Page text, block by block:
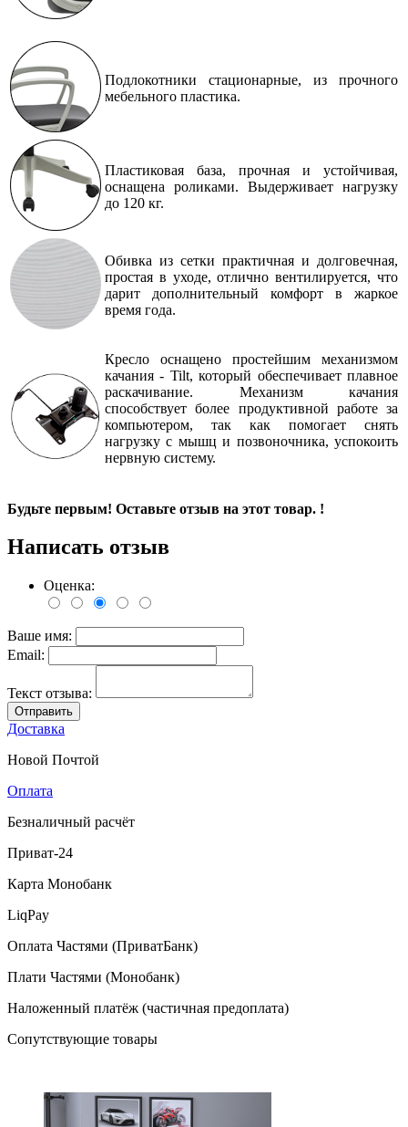
Подлокотники стационарные, из прочного
мебельного пластика.
Пластиковая база, прочная и устойчивая,
оснащена роликами. Выдерживает нагрузку
до 120 кг.
Обивка из сетки практичная и долговечная,
простая в уходе, отлично вентилируется, что
дарит дополнительный комфорт в жаркое
время года.
Кресло оснащено простейшим механизмом
качания - Tilt, который обеспечивает плавное
раскачивание. Механизм качания
способствует более продуктивной работе за
компьютером, так как помогает снять
нагрузку с мышц и позвоночника, успокоить
нервную систему.
Будьте первым! Оставьте отзыв на этот товар. !
Написать отзыв
Оценка:
Ваше имя:
Email:
Текст отзыва:
Отправить
Доставка
Новой Почтой
Оплата
Безналичный расчёт
Приват-24
Карта Монобанк
LiqPay
Оплата Частями (ПриватБанк)
Плати Частями (Монобанк)
Наложенный платёж (частичная предоплата)
Сопутствующие товары